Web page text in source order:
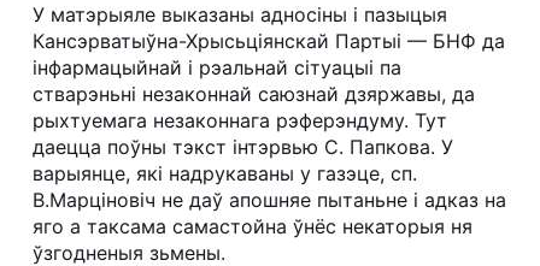
У матэрыяле выказаны адносіны і пазыцыя
Кансэрватыўна-Хрысьціянскай Партыі — БНФ да
інфармацыйнай і рэальнай сітуацыі па
стварэньні незаконнай саюзнай дзяржавы, да
рыхтуемага незаконнага рэферэндуму. Тут
даецца поўны тэкст інтэрвью С. Папкова. У
варыянце, які надрукаваны у газэце, сп.
В.Марціновіч не даў апошняе пытаньне і адказ на
яго а таксама самастойна ўнёс некаторыя ня
ўзгодненыя зьмены.